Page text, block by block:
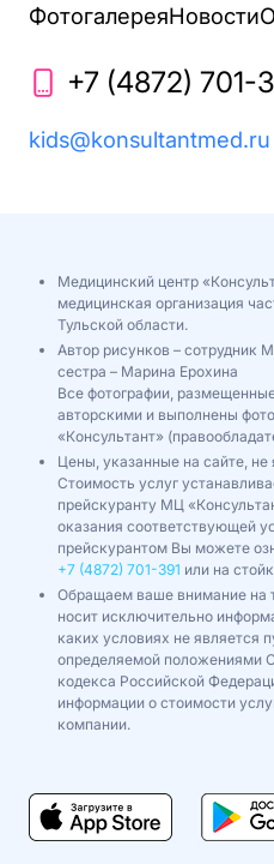
ФотогалереяНовости
+7 (4872) 701-
kids@konsultantmed.ru
Медицинский центр
медицинская организация
Тульской области.
Автор рисунков – сотрудник
сестра – Марина Ерохина
Все фотографии,
авторскими и выполнены
«Консультант»
Цены, указанные на сайте,
Стоимость услуг
прейскуранту МЦ
оказания соответствующей
прейскурантом Вы можете
+7 (4872) 701-391 или на
Обращаем ваше внимание на
носит исключительно
каких условиях не является
определяемой положениями
кодекса Российской
информации о стоимости
компании.